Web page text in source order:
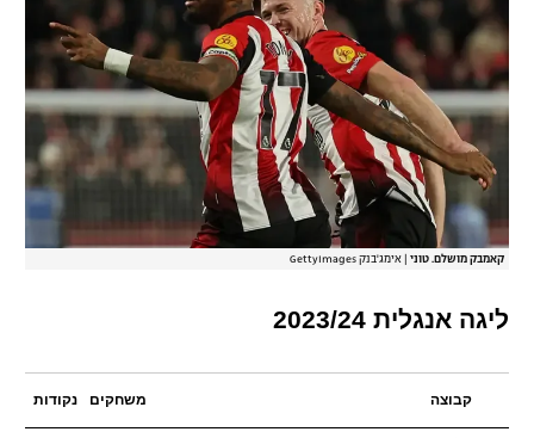
קאמבק מושלם. טוני אימג'בנק GettyImages
ליגה אנגלית 2023/24
קבוצה משחקים נקודות